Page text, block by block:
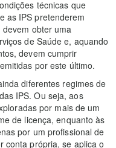
técnicas que
as IPS pretenderem
obter uma
de Saúde e, aquando
devem cumprir
por este último.
diferentes regimes de
IPS. Ou seja, aos
por mais de um
de licença, enquanto às
por um profissional de
conta própria, se aplica o